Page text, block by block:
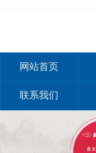
网站首页
联系我们